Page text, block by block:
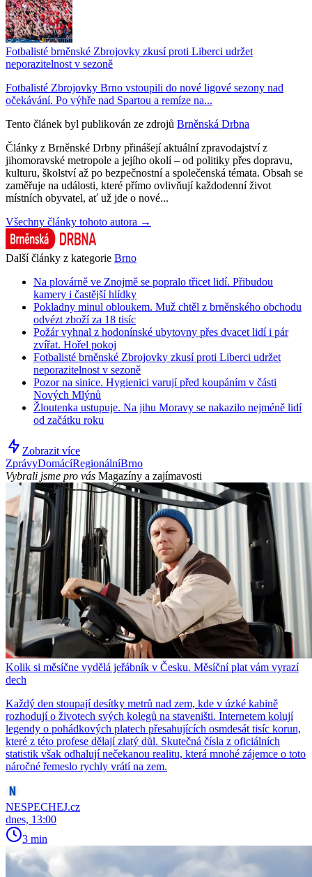
Fotbalisté brněnské Zbrojovky zkusí proti Liberci udržet
neporazitelnost v sezoně
Fotbalisté Zbrojovky Brno vstoupili do nové ligové sezony nad
očekávání. Po výhře nad Spartou a remíze na...
Tento článek byl publikován ze zdrojů Brněnská Drbna
Články z Brněnské Drbny přinášejí aktuální zpravodajství z
jihomoravské metropole a jejího okolí – od politiky přes dopravu,
kulturu, školství až po bezpečnostní a společenská témata. Obsah se
zaměřuje na události, které přímo ovlivňují každodenní život
místních obyvatel, ať už jde o nové...
Všechny články tohoto autora →
Další články z kategorie Brno
Na plovárně ve Znojmě se popralo třicet lidí. Přibudou
kamery i častější hlídky
Pokladny minul obloukem. Muž chtěl z brněnského obchodu
odvézt zboží za 18 tisíc
Požár vyhnal z hodonínské ubytovny přes dvacet lidí i pár
zvířat. Hořel pokoj
Fotbalisté brněnské Zbrojovky zkusí proti Liberci udržet
neporazitelnost v sezoně
Pozor na sinice. Hygienici varují před koupáním v části
Nových Mlýnů
Žloutenka ustupuje. Na jihu Moravy se nakazilo nejméně lidí
od začátku roku
Zobrazit více
ZprávyDomácíRegionálníBrno
Vybrali jsme pro vás Magazíny a zajímavosti
Kolik si měsíčne vydělá jeřábník v Česku. Měsíční plat vám vyrazí
dech
Každý den stoupají desítky metrů nad zem, kde v úzké kabině
rozhodují o životech svých kolegů na staveništi. Internetem kolují
legendy o pohádkových platech přesahujících osmdesát tisíc korun,
které z této profese dělají zlatý důl. Skutečná čísla z oficiálních
statistik však odhalují nečekanou realitu, která mnohé zájemce o toto
náročné řemeslo rychly vrátí na zem.
NESPECHEJ.cz
dnes, 13:00
3 min